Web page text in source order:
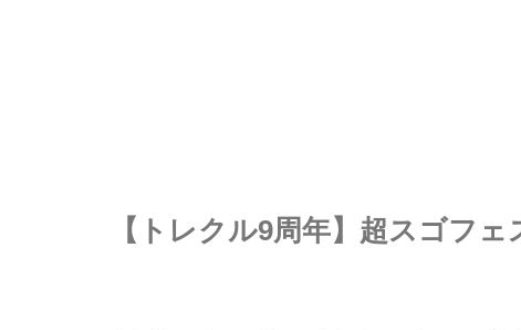
【トレクル9周年】超スゴフ